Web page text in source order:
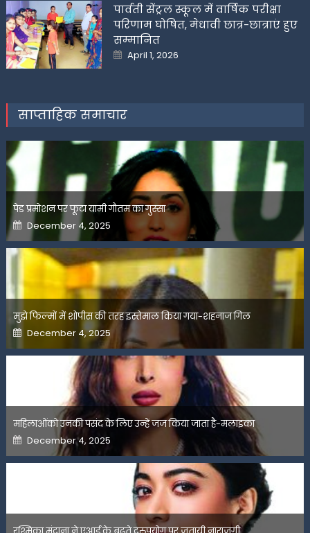
पार्वती सेंट्रल स्कूल में वार्षिक परीक्षा
परिणाम घोषित, मेधावी छात्र-छात्राएं हुए
सम्मानित
Posted
on
April 1, 2026
साप्ताहिक समाचार
पेड प्रमोशन पर फूटा यामी गौतम का गुस्सा
Posted
on
December 4, 2025
मुझे फिल्मों में शोपीस की तरह इस्तेमाल किया गया-शहनाज गिल
Posted
on
December 4, 2025
महिलाओंको उनकी पसंद के लिए उन्हें जज किया जाता है-मलाइका
Posted
on
December 4, 2025